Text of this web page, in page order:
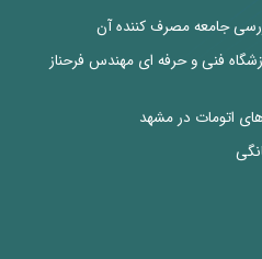
جامعه مصرف کننده آن
فنی و حرفه ای مهندس فرحناز
اتومات در مشهد